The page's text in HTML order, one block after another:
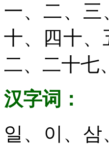
一、二、
十、四十、
二、二十七
汉字词：
일、이、